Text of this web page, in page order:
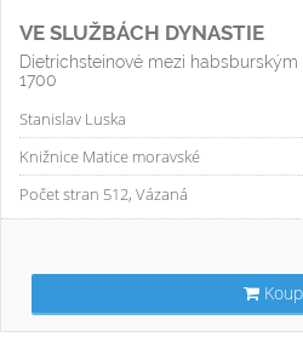
VE SLUŽBÁCH DYNASTIE
Dietrichsteinové mezi habsburským
1700
Stanislav Luska
Knižnice Matice moravské
Počet stran 512, Vázaná